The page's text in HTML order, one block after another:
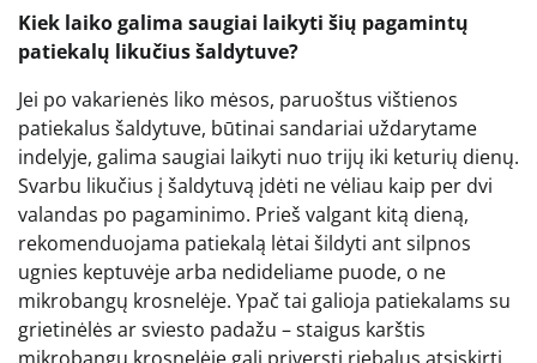
Kiek laiko galima saugiai laikyti šių pagamintų
patiekalų likučius šaldytuve?
Jei po vakarienės liko mėsos, paruoštus vištienos
patiekalus šaldytuve, būtinai sandariai uždarytame
indelyje, galima saugiai laikyti nuo trijų iki keturių dienų.
Svarbu likučius į šaldytuvą įdėti ne vėliau kaip per dvi
valandas po pagaminimo. Prieš valgant kitą dieną,
rekomenduojama patiekalą lėtai šildyti ant silpnos
ugnies keptuvėje arba nedideliame puode, o ne
mikrobangų krosnelėje. Ypač tai galioja patiekalams su
grietinėlės ar sviesto padažu – staigus karštis